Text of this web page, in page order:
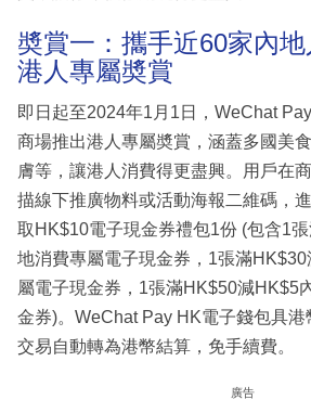
奬賞一：攜手近60家內
港人專屬奬賞
即日起至2024年1月1日，WeChat
商場推出港人專屬奬賞，涵蓋多國美
膚等，讓港人消費得更盡興。用戶在
描線下推廣物料或活動海報二維碼，
取HK$10電子現金券禮包1份 (包含1
地消費專屬電子現金券，1張滿
屬電子現金券，1張滿HK$50減HK$5
金券)。WeChat Pay HK電子錢包具
交易自動轉為港幣結算，免手續費。
廣告